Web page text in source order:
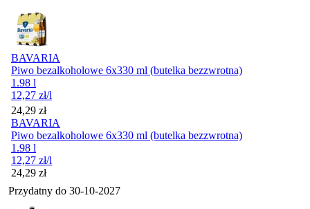
BAVARIA
Piwo bezalkoholowe 6x330 ml (butelka bezzwrotna)
1.98 l
12,27 zł/l
Cena
24,29 zł
BAVARIA
Piwo bezalkoholowe 6x330 ml (butelka bezzwrotna)
1.98 l
12,27 zł/l
Cena
24,29 zł
Przydatny do 30-10-2027